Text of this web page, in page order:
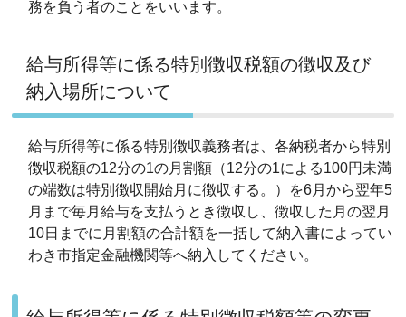
務を負う者のことをいいます。
給与所得等に係る特別徴収税額の徴収及び
納入場所について
給与所得等に係る特別徴収義務者は、各納税者から特別
徴収税額の12分の1の月割額（12分の1による100円未満
の端数は特別徴収開始月に徴収する。）を6月から翌年5
月まで毎月給与を支払うとき徴収し、徴収した月の翌月
10日までに月割額の合計額を一括して納入書によってい
わき市指定金融機関等へ納入してください。